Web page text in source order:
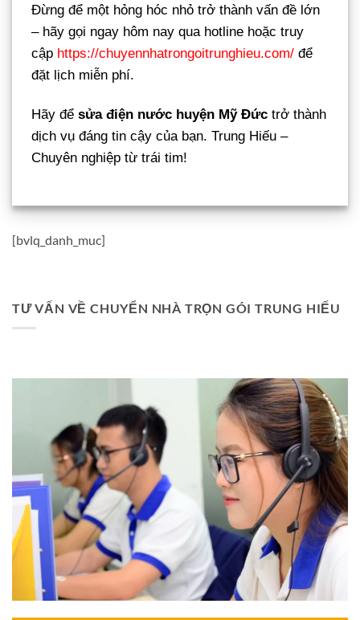
Đừng để một hỏng hóc nhỏ trở thành vấn đề lớn
– hãy gọi ngay hôm nay qua hotline hoặc truy
cập https://chuyennhatrongoitrunghieu.com/ để
đặt lịch miễn phí.
Hãy để sửa điện nước huyện Mỹ Đức trở thành
dịch vụ đáng tin cậy của bạn. Trung Hiếu –
Chuyên nghiệp từ trái tim!
[bvlq_danh_muc]
TƯ VẤN VỀ CHUYỂN NHÀ TRỌN GÓI TRUNG HIẾU